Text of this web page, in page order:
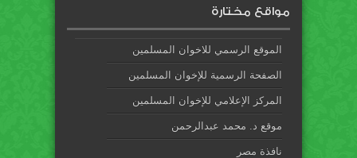
مواقع مختارة
الموقع الرسمي للاخوان المسلمين
الصفحة الرسمية للإخوان المسلمين
المركز الإعلامي للإخوان المسلمين
موقع د. محمد عبدالرحمن
نافذة مصر